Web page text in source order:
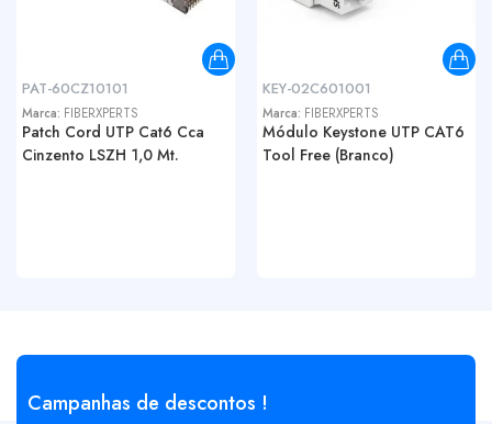
PAT-60CZ10101
Marca: FIBERXPERTS
Patch Cord UTP Cat6 Cca
Cinzento LSZH 1,0 Mt.
KEY-02C601001
Marca: FIBERXPERTS
Módulo Keystone UTP CAT6
Tool Free (Branco)
Campanhas de descontos !